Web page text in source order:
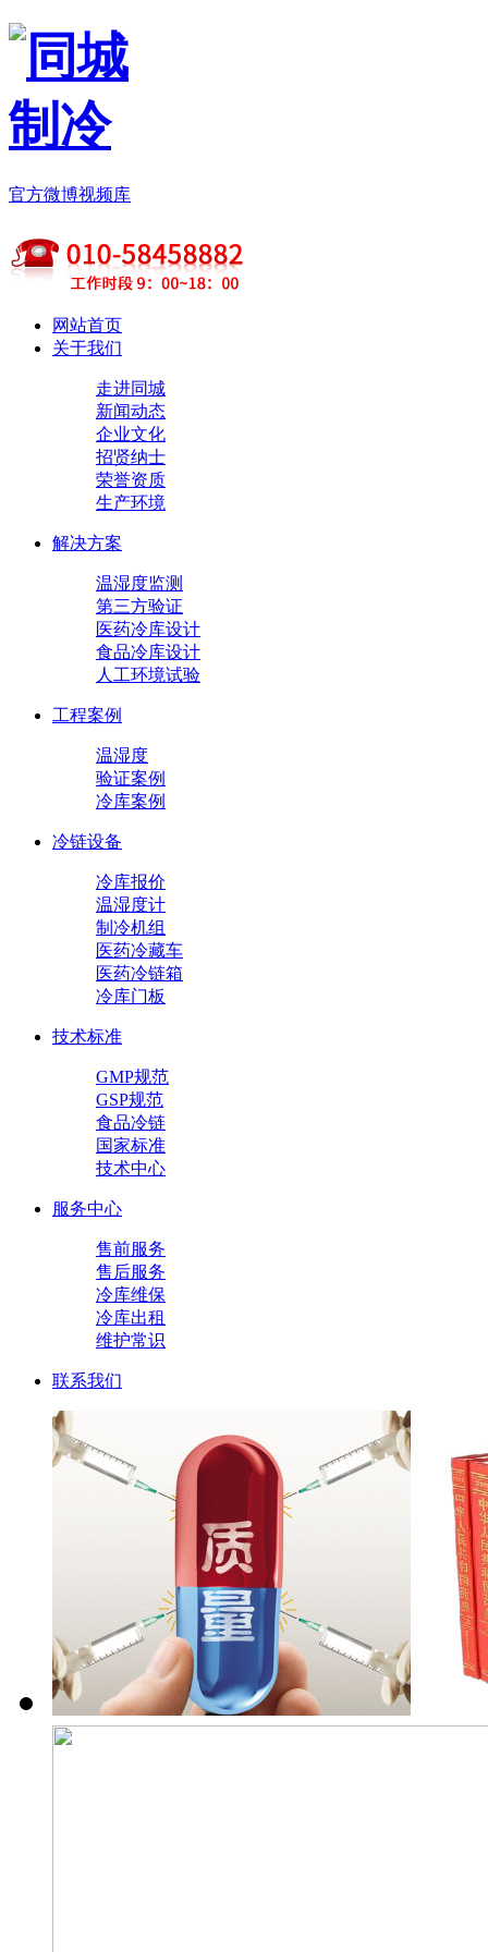
官方微博视频库
网站首页
关于我们
走进同城
新闻动态
企业文化
招贤纳士
荣誉资质
生产环境
解决方案
温湿度监测
第三方验证
医药冷库设计
食品冷库设计
人工环境试验
工程案例
温湿度
验证案例
冷库案例
冷链设备
冷库报价
温湿度计
制冷机组
医药冷藏车
医药冷链箱
冷库门板
技术标准
GMP规范
GSP规范
食品冷链
国家标准
技术中心
服务中心
售前服务
售后服务
冷库维保
冷库出租
维护常识
联系我们